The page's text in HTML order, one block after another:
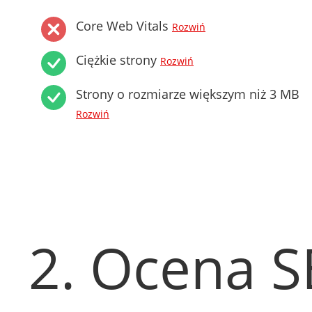
Core Web Vitals Rozwiń
Ciężkie strony Rozwiń
Strony o rozmiarze większym niż 3 MB
Rozwiń
2. Ocena